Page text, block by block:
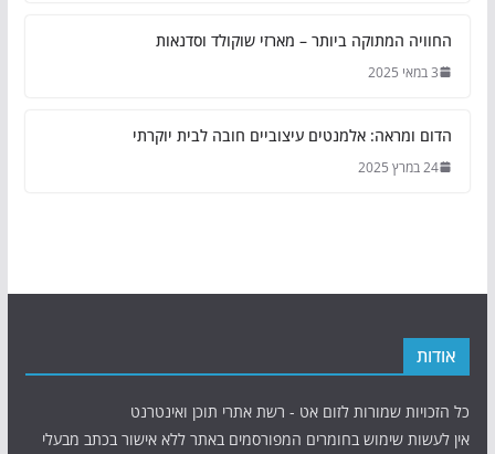
החוויה המתוקה ביותר – מארזי שוקולד וסדנאות
3 במאי 2025
הדום ומראה: אלמנטים עיצוביים חובה לבית יוקרתי
24 במרץ 2025
אודות
כל הזכויות שמורות לזום אט - רשת אתרי תוכן ואינטרנט
אין לעשות שימוש בחומרים המפורסמים באתר ללא אישור בכתב מבעלי